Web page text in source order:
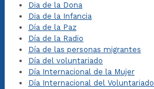
Dia de la Dona
Dia de la Infancia
Día de la Paz
Día de la Radio
Día de las personas migrantes
Día del voluntariado
Día Internacional de la Mujer
Día Internacional del Voluntariado